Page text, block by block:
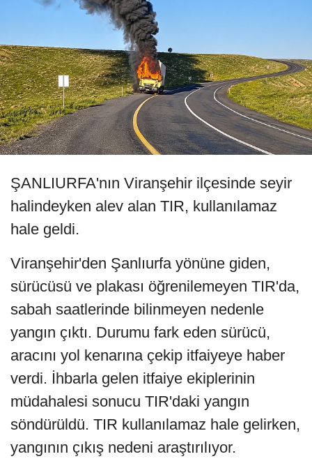
ŞANLIURFA'nın Viranşehir ilçesinde seyir
halindeyken alev alan TIR, kullanılamaz
hale geldi.
Viranşehir'den Şanlıurfa yönüne giden,
sürücüsü ve plakası öğrenilemeyen TIR'da,
sabah saatlerinde bilinmeyen nedenle
yangın çıktı. Durumu fark eden sürücü,
aracını yol kenarına çekip itfaiyeye haber
verdi. İhbarla gelen itfaiye ekiplerinin
müdahalesi sonucu TIR'daki yangın
söndürüldü. TIR kullanılamaz hale gelirken,
yangının çıkış nedeni araştırılıyor.